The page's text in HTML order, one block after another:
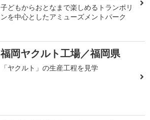
子どもからおとなまで楽しめるトランポリ
ンを中心としたアミューズメントパーク
福岡ヤクルト工場／福岡県
「ヤクルト」の生産工程を見学